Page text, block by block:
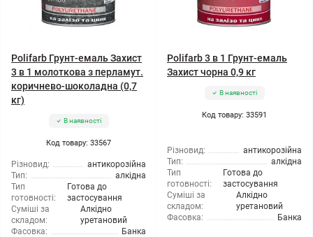
Polifarb Грунт-емаль Захист
3 в 1 молоткова з перламут.
коричнево-шоколадна (0,7
кг)
В наявності
Код товару: 33567
Різновид:
антикорозійна
Тип:
алкідна
Тип
готовності:
Готова до
застосування
Суміші за
складом:
Алкідно
уретановий
Фасовка:
Банка
Polifarb 3 в 1 Грунт-емаль
Захист чорна 0,9 кг
В наявності
Код товару: 33591
Різновид:
антикорозійна
Тип:
алкідна
Тип
готовності:
Готова до
застосування
Суміші за
складом:
Алкідно
уретановий
Фасовка:
Банка